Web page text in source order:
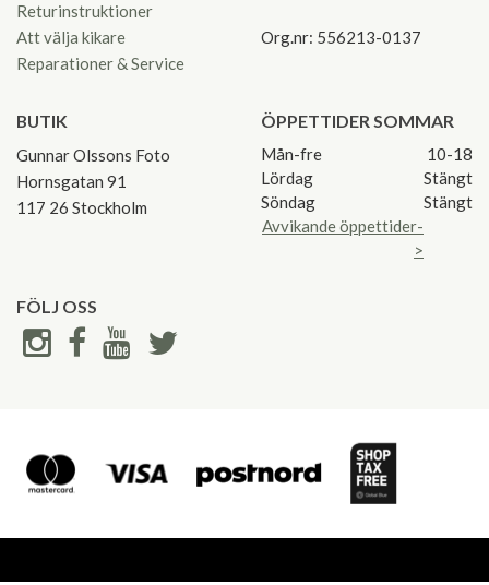
Returinstruktioner
Att välja kikare
Reparationer & Service
Org.nr: 556213-0137
BUTIK
Gunnar Olssons Foto
Hornsgatan 91
117 26 Stockholm
ÖPPETTIDER SOMMAR
Mån-fre
10-18
Lördag
Stängt
Söndag
Stängt
Avvikande öppettider-
>
FÖLJ OSS